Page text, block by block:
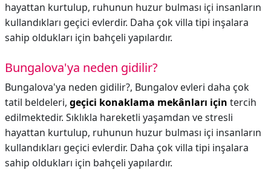
hayattan kurtulup, ruhunun huzur bulması içi insanların
kullandıkları geçici evlerdir. Daha çok villa tipi inşalara
sahip oldukları için bahçeli yapılardır.
Bungalova'ya neden gidilir?
Bungalova'ya neden gidilir?, Bungalov evleri daha çok
tatil beldeleri, geçici konaklama mekânları için tercih
edilmektedir. Sıklıkla hareketli yaşamdan ve stresli
hayattan kurtulup, ruhunun huzur bulması içi insanların
kullandıkları geçici evlerdir. Daha çok villa tipi inşalara
sahip oldukları için bahçeli yapılardır.